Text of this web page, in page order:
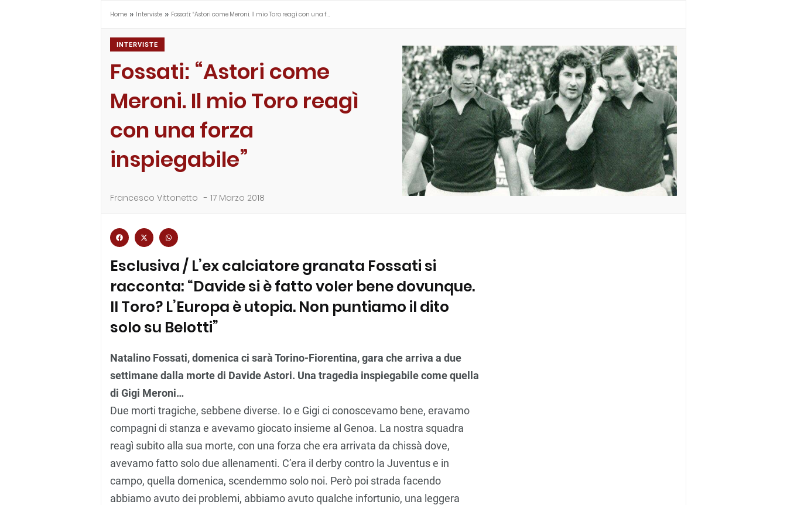
Home » Interviste » Fossati: “Astori come Meroni. Il mio Toro reagì con una f…
INTERVISTE
Fossati: “Astori come
Meroni. Il mio Toro reagì
con una forza
inspiegabile”
Francesco Vittonetto - 17 Marzo 2018
Esclusiva / L’ex calciatore granata Fossati si
racconta: “Davide si è fatto voler bene dovunque.
Il Toro? L’Europa è utopia. Non puntiamo il dito
solo su Belotti”
Natalino Fossati, domenica ci sarà Torino-Fiorentina, gara che arriva a due
settimane dalla morte di Davide Astori. Una tragedia inspiegabile come quella
di Gigi Meroni…
Due morti tragiche, sebbene diverse. Io e Gigi ci conoscevamo bene, eravamo
compagni di stanza e avevamo giocato insieme al Genoa. La nostra squadra
reagì subito alla sua morte, con una forza che era arrivata da chissà dove,
avevamo fatto solo due allenamenti. C’era il derby contro la Juventus e in
campo, quella domenica, scendemmo solo noi. Però poi strada facendo
abbiamo avuto dei problemi, abbiamo avuto qualche infortunio, una leggera